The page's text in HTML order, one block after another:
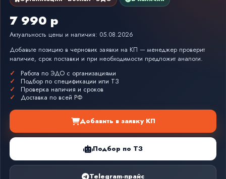
7 990 р
Актуальность цены и наличия: 05.08.2026
Добавьте позицию в черновик заявки на КП — менеджер проверит
наличие, срок поставки и при необходимости предложит аналоги.
Работа по ЭДО с организациями
Подбор по спецификации или ТЗ
Проверка наличия и сроков
Доставка по всей РФ
Добавить в заявку КП
Подбор по ТЗ
Telegram-прайс